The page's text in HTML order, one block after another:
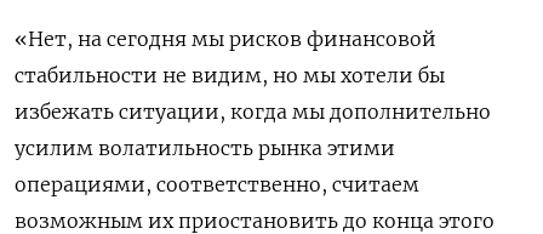
«Нет, на сегодня мы рисков финансовой
стабильности не видим, но мы хотели бы
избежать ситуации, когда мы дополнительно
усилим волатильность рынка этими
операциями, соответственно, считаем
возможным их приостановить до конца этого